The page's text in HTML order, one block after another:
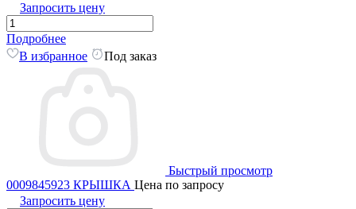
Запросить цену
Подробнее
В избранное
Под заказ
Быстрый просмотр
0009845923 КРЫШКА Цена по запросу
Запросить цену